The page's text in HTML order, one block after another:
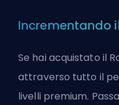
Incrementando
Se hai acquistato il
attraverso tutto il
livelli premium.